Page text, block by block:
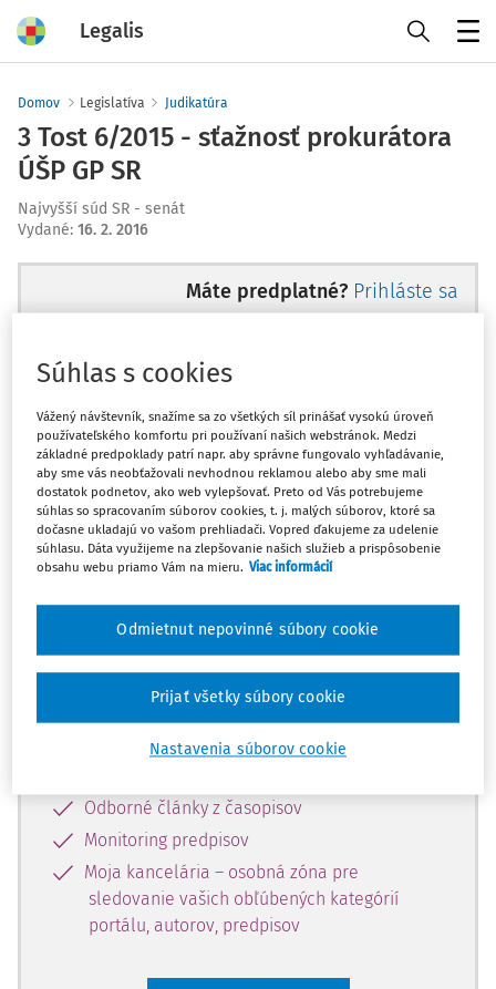
Legalis
Domov Legislatíva Judikatúra
3 Tost 6/2015 - sťažnosť prokurátora
ÚŠP GP SR
Najvyšší súd SR - senát
Vydané: 16. 2. 2016
Máte predplatné? Prihláste sa
Ups, zatiaľ ste si prečítali len
začiatok...
Celý odborný obsah z tejto oblasti je
dostupný predplatiteľom portálu.
Odomknite si prístup k odbornému
obsahu a získajte prístup na 10 dní
zdarma, stačí sa len zaregistrovať.
Vďaka registrácii získate prístup aj k
vybranému obsahu:
Odborné články z časopisov
Monitoring predpisov
Moja kancelária – osobná zóna pre
sledovanie vašich obľúbených kategórií
portálu, autorov, predpisov
Súhlas s cookies
Vážený návštevník, snažíme sa zo všetkých síl prinášať vysokú úroveň
používateľského komfortu pri používaní našich webstránok. Medzi
základné predpoklady patrí napr. aby správne fungovalo vyhľadávanie,
aby sme vás neobťažovali nevhodnou reklamou alebo aby sme mali
dostatok podnetov, ako web vylepšovať. Preto od Vás potrebujeme
súhlas so spracovaním súborov cookies, t. j. malých súborov, ktoré sa
dočasne ukladajú vo vašom prehliadači. Vopred ďakujeme za udelenie
súhlasu. Dáta využijeme na zlepšovanie našich služieb a prispôsobenie
obsahu webu priamo Vám na mieru. Viac informácií
Nastavenia súborov cookie
Odmietnut nepovinné súbory cookie
Prijať všetky súbory cookie